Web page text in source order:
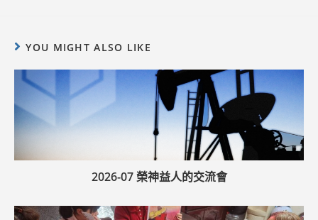
YOU MIGHT ALSO LIKE
2026-07 榮神益人的交流會